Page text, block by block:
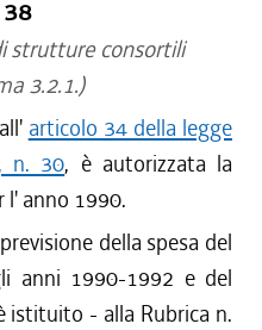
strutture consortili
3.2.1.)
articolo 34 della legge
n. 30, è autorizzata la
l' anno 1990.
della spesa del
anni 1990-1992 e del
istituito - alla Rubrica n.